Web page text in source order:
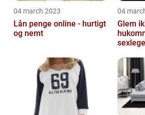
04 march 2023
Lån penge online - hurtigt
og nemt
04
Glem